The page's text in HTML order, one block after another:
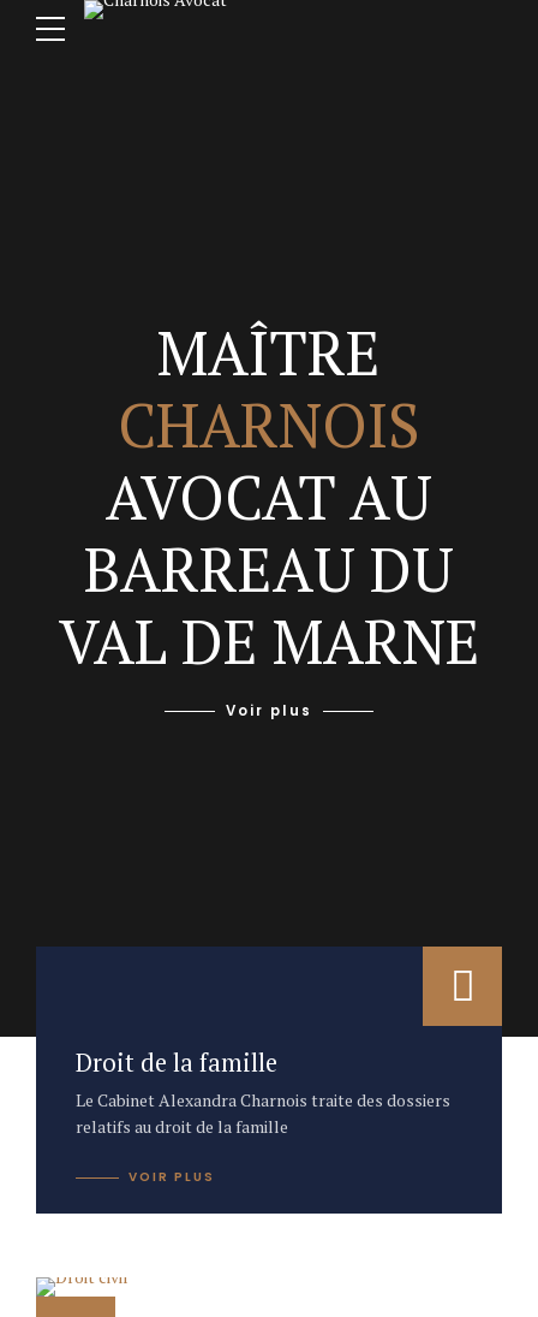
MAÎTRE
CHARNOIS
AVOCAT AU
BARREAU DU
VAL DE MARNE
Voir plus
Droit de la famille
Le Cabinet Alexandra Charnois traite des dossiers
relatifs au droit de la famille
VOIR PLUS